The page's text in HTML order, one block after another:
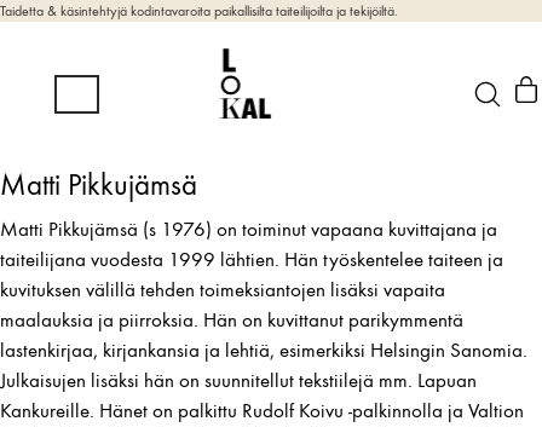
Taidetta & käsintehtyjä kodintavaroita paikallisilta taiteilijoilta ja tekijöiltä.
Matti Pikkujämsä
Matti Pikkujämsä (s 1976) on toiminut vapaana kuvittajana ja
taiteilijana vuodesta 1999 lähtien. Hän työskentelee taiteen ja
kuvituksen välillä tehden toimeksiantojen lisäksi vapaita
maalauksia ja piirroksia. Hän on kuvittanut parikymmentä
lastenkirjaa, kirjankansia ja lehtiä, esimerkiksi Helsingin Sanomia.
Julkaisujen lisäksi hän on suunnitellut tekstiilejä mm. Lapuan
Kankureille. Hänet on palkittu Rudolf Koivu -palkinnolla ja Valtion